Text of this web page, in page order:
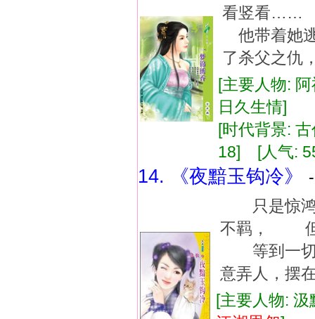
看竖看……
他带着她
了杀父之
[主要人物:
日久生情]
[时代背景:
18] [人气:
14. 《夜黯玉钩冷》
只是惊鸿
不羁， 但
等到一切
意弄人，摆
[主要人物: